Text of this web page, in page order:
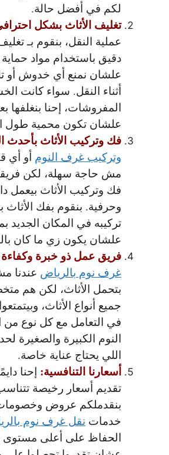
لكم في أفضل حالة.
تغليف الأثاث بشكل
عملية النقل، بنقوم بـ
دقيق باستخدام مواد حماية
علشان نمنع أي خدوش أو
أثناء النقل. سواء كانت
المفروشات، إحنا بنغلفها
علشان تكون محمية طول
فك وتركيب الأثاث بأحدث
وتركيب غرف النوم أو أي
مش حاجة سهلة، لكن
فك وتركيب الأثاث بيعمل
وحرفية. بنقوم بفك الأثاث
تركيبه في المكان الجديد
علشان يكون زي ما كان
فريق عمل ذو خبرة وكفاءة
غرف نوم بالرياض عندنا
بتحمل الأثاث، لكن هم
جميع أنواع الأثاث،
في التعامل مع كل نوع من
النوم الكبيرة والصغيرة
اللي يحتاج عناية خاصة.
أسعارنا التنافسية: إحنا
تقديم أسعار رخيصة
بنقدملكم عروض
خدمات نقل غرف نوم
الحفاظ على أعلى مستوى